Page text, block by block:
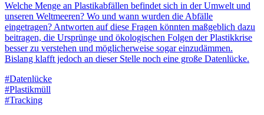
Welche Menge an Plastikabfällen befindet sich in der Umwelt und
unseren Weltmeeren? Wo und wann wurden die Abfälle
eingetragen? Antworten auf diese Fragen könnten maßgeblich dazu
beitragen, die Ursprünge und ökologischen Folgen der Plastikkrise
besser zu verstehen und möglicherweise sogar einzudämmen.
Bislang klafft jedoch an dieser Stelle noch eine große Datenlücke.
#Datenlücke
#Plastikmüll
#Tracking